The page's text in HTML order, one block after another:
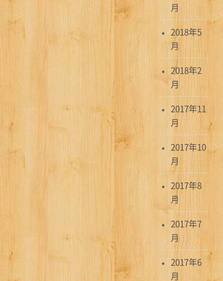
月
2018年5
月
2018年2
月
2017年11
月
2017年10
月
2017年8
月
2017年7
月
2017年6
月